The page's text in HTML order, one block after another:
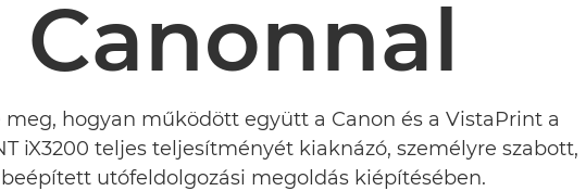
Canonnal
meg, hogyan működött együtt a Canon és a VistaPrint a
iX3200 teljes teljesítményét kiaknázó, személyre szabott,
beépített utófeldolgozási megoldás kiépítésében.